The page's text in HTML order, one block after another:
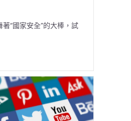
“國家安全”的大棒，試